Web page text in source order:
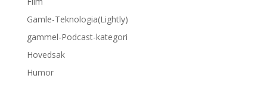
Gamle-Teknologia(Lightly)
gammel-Podcast-kategori
Hovedsak
Humor